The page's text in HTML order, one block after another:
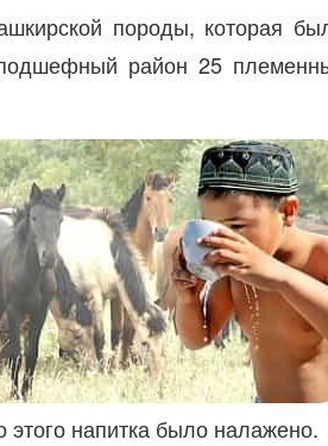
породы, которая
район 25
этого напитка было налажено.